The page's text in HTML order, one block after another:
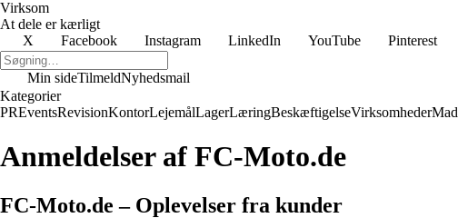
Virksom
At dele er kærligt
X
Facebook Instagram LinkedIn YouTube Pinterest
Min sideTilmeldNyhedsmail
Kategorier
PREventsRevisionKontorLejemålLagerLæringBeskæftigelseVirksomhederMad
Anmeldelser af FC-Moto.de
FC-Moto.de – Oplevelser fra kunder